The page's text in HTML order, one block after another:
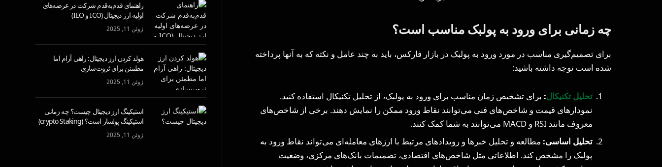
چه زمانی برای ورود به پولبک مناسب است؟
برای تصمیم‌گیری مناسب در مورد ورود به پولبک در بازار فارکس، باید به چند عامل و نکته که به آنها پرداخته
شده است توجه داشته باشید:
تحلیل تکنیکال: برای تشخیص زمان مناسب برای ورود به پولبک، از تحلیل تکنیکال استفاده کنید.
نمودارهای قیمت و شاخص‌های فنی می‌توانند نقاط ورود ممکن را نمایش دهند. برخی از شاخص‌های
معروف مانند RSI و MACD می‌توانند به شما کمک کنند.
تحلیل اساسی: مطالعه و تحلیل خبرها و رویدادهای مرتبط با ارزهای معامله‌ای می‌تواند نقاط ورود به
پولبک را مشخص کند. اطلاعاتی مثل شاخص‌های اقتصادی، تصمیمات بانک‌های مرکزی، وضعیت
راهنمای قدم‌به‌قدم شرکت در عرضه‌های
اولیه ارز دیجیتال (ICO و IEO)
ژوئن 11, 2025
هولد کردن ارز دیجیتال: راهی آرام اما
مطمئن برای ثروت‌سازی
ژوئن 11, 2025
استیکینگ ارز دیجیتال چیست؟ چه زمانی
استیکینگ پولساز است؟ (crypto Staking)
ژوئن 11, 2025